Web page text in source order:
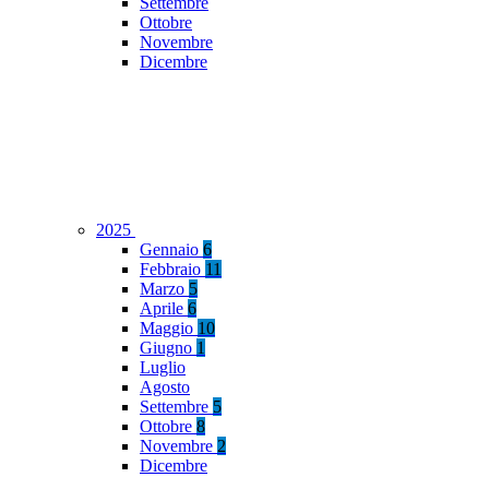
Ottobre
Novembre
Dicembre
2025
Gennaio 6
Febbraio 11
Marzo 5
Aprile 6
Maggio 10
Giugno 1
Luglio
Agosto
Settembre 5
Ottobre 8
Novembre 2
Dicembre